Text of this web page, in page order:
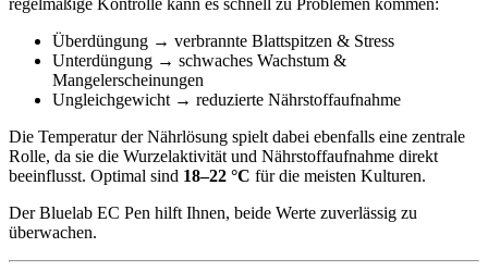
regelmäßige Kontrolle kann es schnell zu Problemen kommen:
Überdüngung → verbrannte Blattspitzen & Stress
Unterdüngung → schwaches Wachstum &
Mangelerscheinungen
Ungleichgewicht → reduzierte Nährstoffaufnahme
Die Temperatur der Nährlösung spielt dabei ebenfalls eine zentrale
Rolle, da sie die Wurzelaktivität und Nährstoffaufnahme direkt
beeinflusst. Optimal sind 18–22 °C für die meisten Kulturen.
Der Bluelab EC Pen hilft Ihnen, beide Werte zuverlässig zu
überwachen.